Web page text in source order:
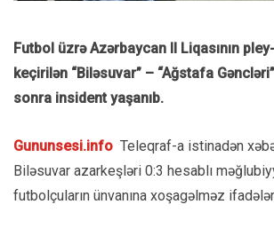
Futbol üzrə Azərbaycan II Liqasının
keçirilən “Biləsuvar” – “Ağstafa
sonra insident yaşanıb.
Gununsesi.info Teleqraf-a istinadən
Biləsuvar azarkeşləri 0:3 hesablı
futbolçuların ünvanına xoşagəlməz